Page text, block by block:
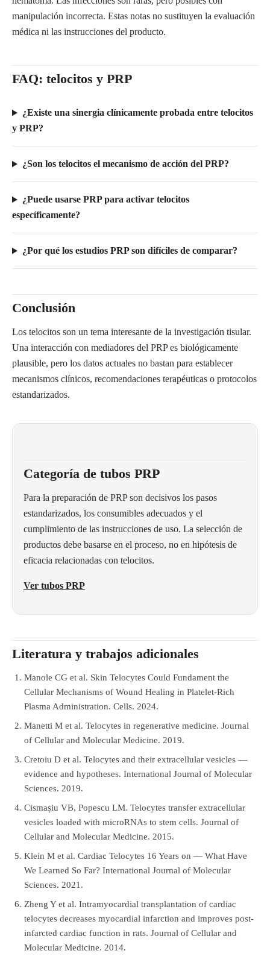
manipulación incorrecta. Estas notas no sustituyen la evaluación
médica ni las instrucciones del producto.
FAQ: telocitos y PRP
¿Existe una sinergia clínicamente probada entre telocitos
y PRP?
¿Son los telocitos el mecanismo de acción del PRP?
¿Puede usarse PRP para activar telocitos
específicamente?
¿Por qué los estudios PRP son difíciles de comparar?
Conclusión
Los telocitos son un tema interesante de la investigación tisular.
Una interacción con mediadores del PRP es biológicamente
plausible, pero los datos actuales no bastan para establecer
mecanismos clínicos, recomendaciones terapéuticas o protocolos
estandarizados.
Categoría de tubos PRP
Para la preparación de PRP son decisivos los pasos
estandarizados, los consumibles adecuados y el
cumplimiento de las instrucciones de uso. La selección de
productos debe basarse en el proceso, no en hipótesis de
eficacia relacionadas con telocitos.
Ver tubos PRP
Literatura y trabajos adicionales
Manole CG et al. Skin Telocytes Could Fundament the
Cellular Mechanisms of Wound Healing in Platelet-Rich
Plasma Administration. Cells. 2024.
Manetti M et al. Telocytes in regenerative medicine. Journal
of Cellular and Molecular Medicine. 2019.
Cretoiu D et al. Telocytes and their extracellular vesicles —
evidence and hypotheses. International Journal of Molecular
Sciences. 2019.
Cismașiu VB, Popescu LM. Telocytes transfer extracellular
vesicles loaded with microRNAs to stem cells. Journal of
Cellular and Molecular Medicine. 2015.
Klein M et al. Cardiac Telocytes 16 Years on — What Have
We Learned So Far? International Journal of Molecular
Sciences. 2021.
Zheng Y et al. Intramyocardial transplantation of cardiac
telocytes decreases myocardial infarction and improves post-
infarcted cardiac function in rats. Journal of Cellular and
Molecular Medicine. 2014.